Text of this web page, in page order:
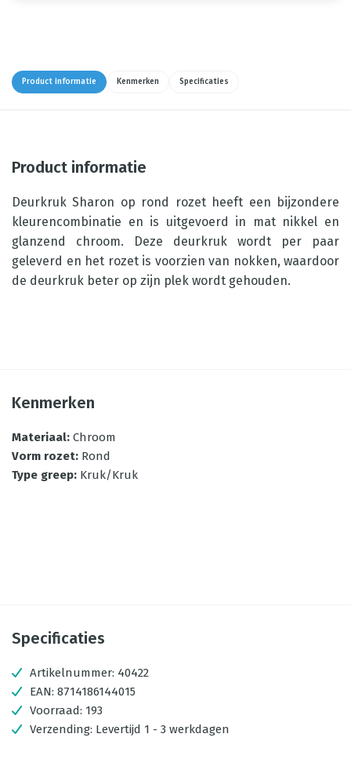
Product informatie Kenmerken Specificaties
Product informatie
Deurkruk Sharon op rond rozet heeft een bijzondere
kleurencombinatie en is uitgevoerd in mat nikkel en
glanzend chroom. Deze deurkruk wordt per paar
geleverd en het rozet is voorzien van nokken, waardoor
de deurkruk beter op zijn plek wordt gehouden.
Kenmerken
Materiaal: Chroom
Vorm rozet: Rond
Type greep: Kruk/Kruk
Specificaties
Artikelnummer: 40422
EAN: 8714186144015
Voorraad: 193
Verzending: Levertijd 1 - 3 werkdagen